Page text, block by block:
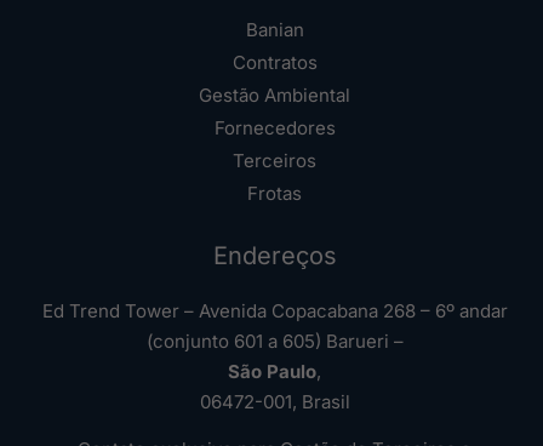
Banian
Contratos
Gestão Ambiental
Fornecedores
Terceiros
Frotas
Endereços
Ed Trend Tower – Avenida Copacabana 268 – 6º andar
(conjunto 601 a 605) Barueri –
São Paulo,
06472-001, Brasil